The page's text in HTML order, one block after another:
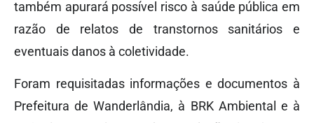
também apurará possível risco à saúde pública em
razão de relatos de transtornos sanitários e
eventuais danos à coletividade.
Foram requisitadas informações e documentos à
Prefeitura de Wanderlândia, à BRK Ambiental e à